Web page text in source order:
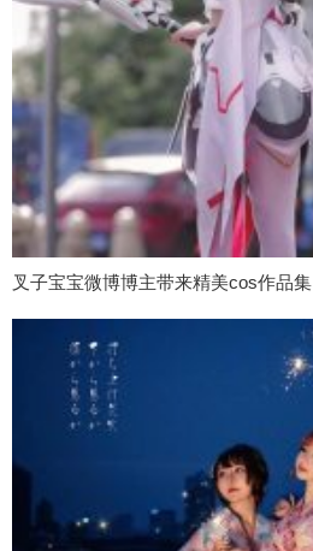
叉子宝宝微博博主带来精美cos作品集